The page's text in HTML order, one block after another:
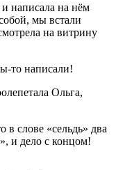
написала на нём
мы встали
на витрину
то написали!
Ольга,
слове «сельдь» два
и дело с концом!